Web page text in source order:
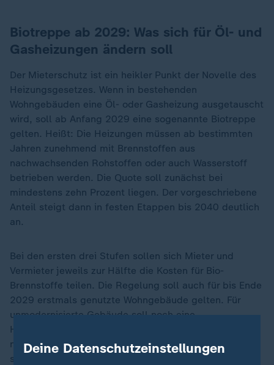
Biotreppe ab 2029: Was sich für Öl- und
Gasheizungen ändern soll
Der Mieterschutz ist ein heikler Punkt der Novelle des
Heizungsgesetzes. Wenn in bestehenden
Wohngebäuden eine Öl- oder Gasheizung ausgetauscht
wird, soll ab Anfang 2029 eine sogenannte Biotreppe
gelten. Heißt: Die Heizungen müssen ab bestimmten
Jahren zunehmend mit Brennstoffen aus
nachwachsenden Rohstoffen oder auch Wasserstoff
betrieben werden. Die Quote soll zunächst bei
mindestens zehn Prozent liegen. Der vorgeschriebene
Anteil steigt dann in festen Etappen bis 2040 deutlich
an.
Bei den ersten drei Stufen sollen sich Mieter und
Vermieter jeweils zur Hälfte die Kosten für Bio-
Brennstoffe teilen. Die Regelung soll auch für bis Ende
2029 erstmals genutzte Wohngebäude gelten. Für
unmodernisierte Gebäude soll noch eine
Härtefallklausel ausgearbeitet werden. Unklar ist
noch, ob ausreichend geeignete Gase zur Verfügung
stehen werden.
Deine Datenschutzeinstellungen